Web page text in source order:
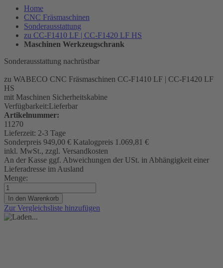
Home
CNC Fräsmaschinen
Sonderausstattung
zu CC-F1410 LF | CC-F1420 LF HS
Maschinen Werkzeugschrank
Sonderausstattung nachrüstbar
zu WABECO CNC Fräsmaschinen CC-F1410 LF | CC-F1420 LF
HS
mit Maschinen Sicherheitskabine
Verfügbarkeit:Lieferbar
Artikelnummer:
11270
Lieferzeit: 2-3 Tage
Sonderpreis 949,00 € Katalogpreis 1.069,81 €
inkl. MwSt., zzgl. Versandkosten
An der Kasse ggf. Abweichungen der USt. in Abhängigkeit einer
Lieferadresse im Ausland
Menge:
In den Warenkorb
Zur Vergleichsliste hinzufügen